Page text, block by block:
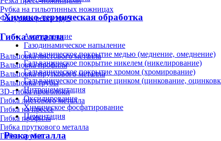
Рубка на гильотинных ножницах
Фигурная резка труб
Гибка металла
Вальцовка листового металла
Вальцовка профиля
Вальцовка пруткового металла
Вальцовка трубы
3D-гибка проволоки
Гибка листового металла
Гибка на прессе
Гибка профиля
Гибка пруткового металла
Гибка трубы
Химико-термическая обработка
Азотирование
Газодинамическое напыление
Гальваническое покрытие медью (меднение, омеднение)
Гальваническое покрытие никелем (никелирование)
Гальваническое покрытие хромом (хромирование)
Гальваническое покрытие цинком (цинкование,
Нитроцементация
Оксидирование
Химическое фосфатирование
Цементация
Резка металла